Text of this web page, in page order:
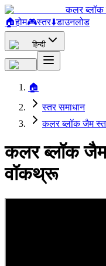
कलर ब्लॉक
🏠होम🎮स्तर⬇️डाउनलोड
हिन्दी
🏠
स्तर समाधान
कलर ब्लॉक जैम
कलर ब्लॉक
वॉकथ्रू